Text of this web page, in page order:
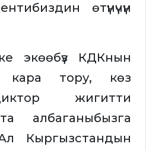
өтүнүчүн
экөөбүз КДКнын
кара тору, көз
жигитти
албаганыбызга
Кыргызстандын